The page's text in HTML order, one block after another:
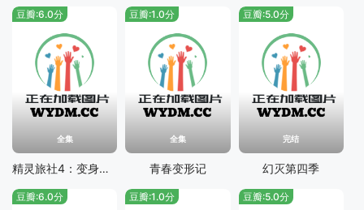
全集
豆瓣:6.0分
精灵旅社4：变身大冒险
全集
豆瓣:1.0分
青春变形记
完结
豆瓣:5.0分
幻灭第四季
豆瓣:6.0分 豆瓣:1.0分 豆瓣:5.0分